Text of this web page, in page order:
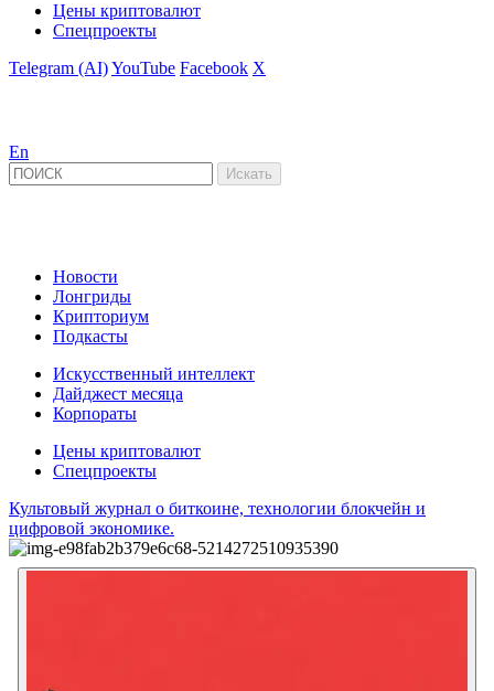
Цены криптовалют
Спецпроекты
Telegram (AI)YouTube Facebook X
En
Новости
Лонгриды
Крипториум
Подкасты
Искусственный интеллект
Дайджест месяца
Корпораты
Цены криптовалют
Спецпроекты
Культовый журнал о биткоине, технологии блокчейн и
цифровой экономике.